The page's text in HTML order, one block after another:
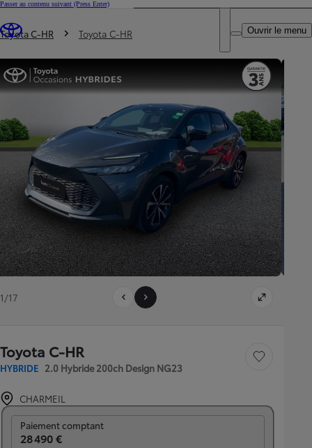
Passer au contenu suivant (Press Enter)
Trouvez un partenaire Toyota
DEALER NAME
Ouvrir le menu
Vous êtes ici
Toyota C-HR Toyota C-HR
1/17
Toyota C-HR
HYBRIDE 2.0 Hybride 200ch Design NG23
Sauvegarder le
CHARMEIL
Paiement comptant
28 490 €